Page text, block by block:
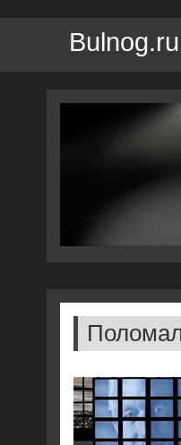
Bulnog.ru